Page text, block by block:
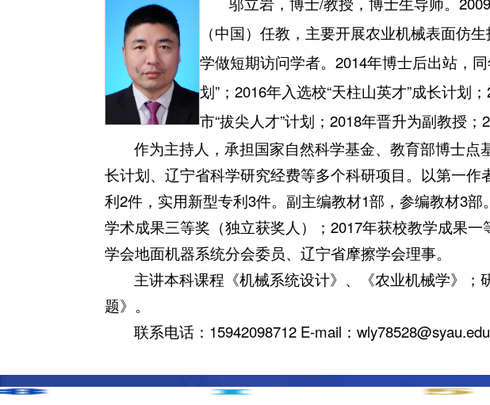
（中国）任教，主要开展农业机械表面仿
学做短期访问学者。2014年博士后出站，
划”；2016年入选校“天柱山英才”成长计划
市“拔尖人才”计划；2018年晋升为副教授；
作为主持人，承担国家自然科学基金、教育部博士
长计划、辽宁省科学研究经费等多个科研项目。以第一
利2件，实用新型专利3件。副主编教材1部，参编教材3
学术成果三等奖（独立获奖人）；2017年获校教学成果
学会地面机器系统分会委员、辽宁省摩擦学会理事。
主讲本科课程《机械系统设计》、《农业机械学》
题》。
联系电话：15942098712 E-mail：